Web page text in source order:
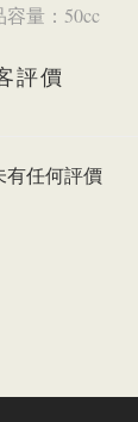
容量：50cc
評價
有任何評價